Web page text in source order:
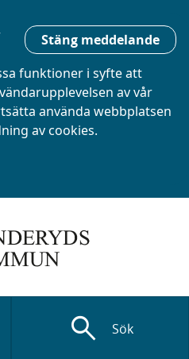
Stäng meddelande
funktioner i syfte att
av vår
använda webbplatsen
av cookies.
search Sök